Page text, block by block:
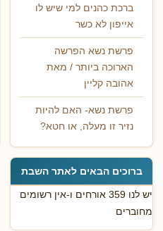
ברכת כהנים למי שיש לו
אייפון לא כשר
פרשת נשא הפרשה
הארוכה ביותר / מאת
אהובה קליין
פרשת נשא- האם להיות
נזיר זו מעלה, או חטא?
ברוכים הבאים לאתר השבת
יש לנו 359 אורחים ו-אין רשומים
מחוברים